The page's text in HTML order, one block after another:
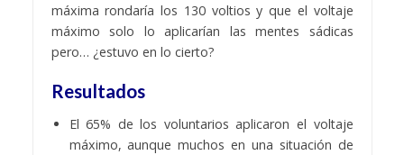
máxima rondaría los 130 voltios y que el voltaje
máximo solo lo aplicarían las mentes sádicas
pero… ¿estuvo en lo cierto?
Resultados
El 65% de los voluntarios aplicaron el voltaje
máximo, aunque muchos en una situación de